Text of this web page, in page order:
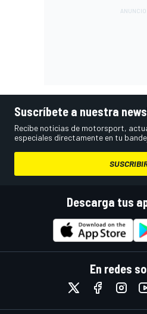
Suscríbete a nuestra
Recibe noticias de motorsport,
especiales directamente en tu
Descarga tus
En redes